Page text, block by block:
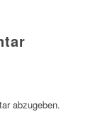
abzugeben.